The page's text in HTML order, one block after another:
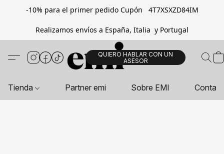
-10% para el primer pedido Cupón 4T7XSXZD84IM
Realizamos envíos a España, Italia y Portugal
QUIERO HABLAR CON UN
ASESOR
Tienda Partner emi Sobre EMI